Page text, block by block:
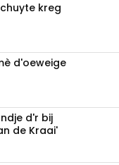
kreg
d'oeweige
d'r bij
de Kraai'